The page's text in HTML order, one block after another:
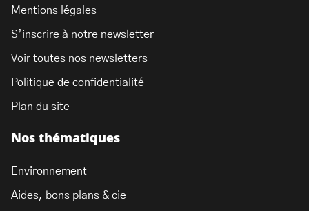
Nos thématiques
Environnement
Aides, bons plans & cie
Mentions légales
S’inscrire à notre newsletter
Voir toutes nos newsletters
Politique de confidentialité
Plan du site